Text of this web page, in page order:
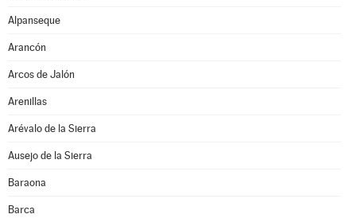
Alpanseque
Arancón
Arcos de Jalón
Arenillas
Arévalo de la Sierra
Ausejo de la Sierra
Baraona
Barca